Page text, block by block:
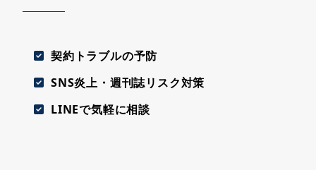
契約トラブルの予防
SNS炎上・週刊誌リスク対策
LINEで気軽に相談